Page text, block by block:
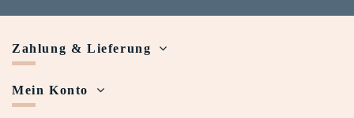
Zahlung & Lieferung
Mein Konto